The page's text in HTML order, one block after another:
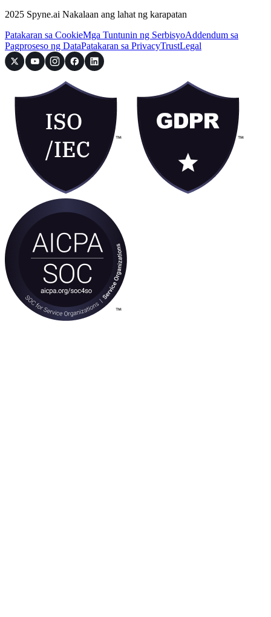
2025 Spyne.ai Nakalaan ang lahat ng karapatan
Patakaran sa CookieMga Tuntunin ng SerbisyoAddendum sa
Pagproseso ng DataPatakaran sa PrivacyTrustLegal